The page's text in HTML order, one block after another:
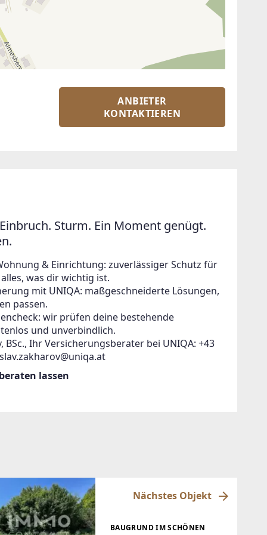
ANBIETER
KONTAKTIEREN
Sturm. Ein Moment genügt.
& Einrichtung: zuverlässiger Schutz für
was dir wichtig ist.
mit UNIQA: maßgeschneiderte Lösungen,
passen.
wir prüfen deine bestehende
und unverbindlich.
BSc., Ihr Versicherungsberater bei UNIQA: +43
lassen
Nächstes Objekt
BAUGRUND IM SCHÖNEN